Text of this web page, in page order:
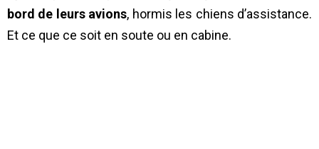
bord de leurs avions, hormis les chiens d’assistance.
Et ce que ce soit en soute ou en cabine.